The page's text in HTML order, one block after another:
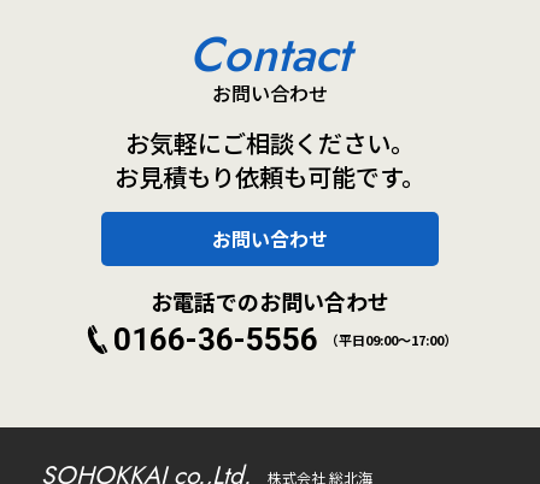
Contact
お問い合わせ
お気軽にご相談ください。
お見積もり依頼も可能です。
お問い合わせ
お電話でのお問い合わせ
0166-36-5556 （平日09:00～17:00）
SOHOKKAI co.,Ltd. 株式会社 総北海